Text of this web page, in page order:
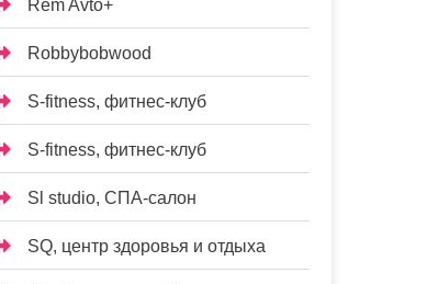
Rem Avto+
Robbybobwood
S-fitness, фитнес-клуб
S-fitness, фитнес-клуб
Sl studio, СПА-салон
SQ, центр здоровья и отдыха